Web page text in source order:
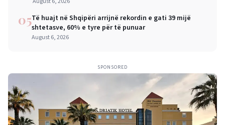
05Të huajt në Shqipëri arrijnë rekordin e gati 39 mijë
shtetasve, 60% e tyre për të punuar
August 6, 2026
SPONSORED